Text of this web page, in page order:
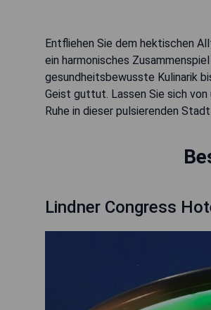
Entfliehen Sie dem hektischen
ein harmonisches
gesundheitsbewusste Kulinarik
Geist guttut. Lassen Sie sich
Ruhe in dieser pulsierenden Stadt
Lindner Congress